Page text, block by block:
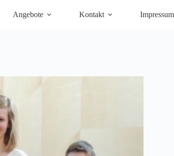
Angebote Kontakt Impressum